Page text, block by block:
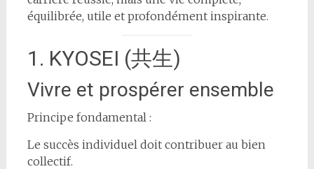
équilibrée, utile et profondément inspirante.
1. KYOSEI (共生)
Vivre et prospérer ensemble
Principe fondamental :
Le succès individuel doit contribuer au bien
collectif.